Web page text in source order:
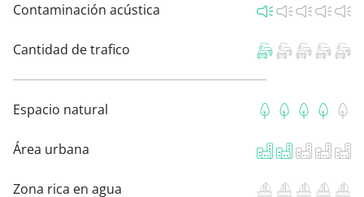
Contaminación acústica
Cantidad de trafico
Espacio natural
Área urbana
Zona rica en agua